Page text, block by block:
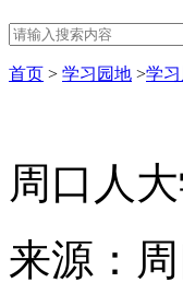
首页 > 学习园地 >学习
周口人
来源：